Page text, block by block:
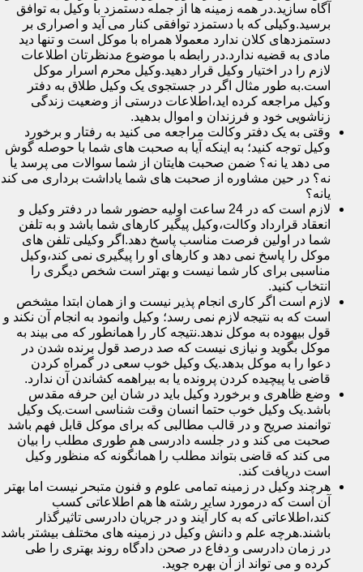
آگاه سازید.در همه زمینه ها از جمله دستمزد با وکیل به توافق
برسید.وکیلی که با دستمزد توافقی کنار می آید و اصراری بر
دستمزدهای کلان ندارد معمولا همراه با موکل است و تنها دید
مادی به قضیه ندارد.در رابطه با موضوع مدنظرتان اطلاعات
لازم را در اختیار وکیل قرار دهید.وکیل محرم اسرار موکل
است.به طور مثال اگر در جستجوی یک وکیل طلاق به دفتر
وکیل مراجعه کرده اید،اطلاعات درستی از وضعیت زندگی
زناشویی خود و فرزندان و اموال بدهید.
وقتی به یک دفتر وکالت مراجعه می کنید به رفتار و برخورد
وکیل توجه کنید؛ به اینکه آیا به صحبت های شما با حوصله گوش
می دهد یا نه؟ ضمن صحبت هایتان از شما سوالات می پرسد یا
نه؟ در حین مشاوره از صحبت های شما یاداشت برداری می کند
یانه؟
لازم است که در 24 ساعت اولیه حضور شما در دفتر وکیل و
انعقاد قرارداد وکالت،وکیل پیگیر کارهای شما باشد و به تلفن
شما در اولین فرصت مناسب پاسخ دهد.اگر وکیلی تلفن های
موکل را پاسخ نمی دهد و کارهای او را پیگیری نمی کند،وکیل
مناسبی برای کار شما نیست و بهتر است شخص دیگری را
انتخاب کنید.
لازم است اگر کاری انجام پذیر نیست و از همان ابتدا مشخص
است که به نتیجه لازم نمی رسد؛ وکیل وانمود به انجام آن نکند و
قول بیهوده به موکل ندهد.نتیجه کار را همانطور که می بیند به
موکل بگوید و نیازی نیست که صد درصد قول برنده شدن در
دعوا را به موکل بدهد.یک وکیل خوب سعی در گمراه کردن
قاضی یا پیچیده کردن پرونده یا به بیراهمه کشاندن آن ندارد.
وضع ظاهری و برخورد وکیل باید در شان این حرفه مقدس
باشد.یک وکیل خوب حتما انسان وقت شناسی است.یک وکیل
توانمند صریح و در قالب مطالبی که برای موکل قابل فهم باشد
صحبت می کند و در جلسه دادرسی هم طوری مطلب را بیان
می کند که قاضی بتواند مطلب را همانگونه که منظور وکیل
است دریافت کند.
هرچند وکیل در زمینه تمامی علوم و فنون متبحر نیست اما بهتر
آن است که درمورد سایر رشته ها هم اطلاعاتی کسب
کند،اطلاعاتی که به کار آیند و در جریان دادرسی تاثیرگذار
باشند.هرچه علم و دانش وکیل در زمینه های مختلف بیشتر باشد
در زمان دادرسی و دفاع در صحن دادگاه روند بهتری را طی
کرده و می تواند از آن بهره جوید.